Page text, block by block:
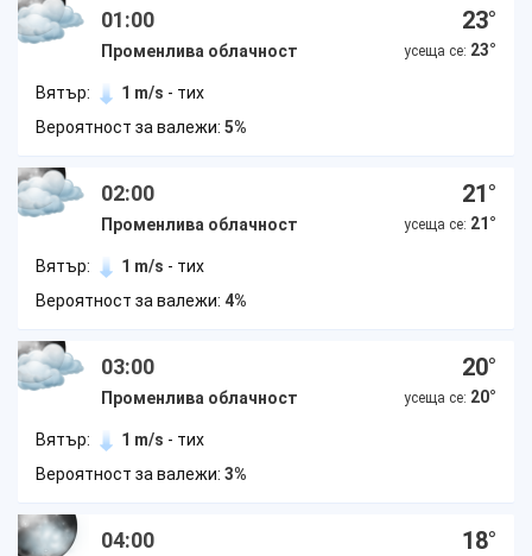
01:00
Променлива облачност
23°
усеща се: 23°
Вятър: 1 m/s - тих
Вероятност за валежи: 5%
02:00
Променлива облачност
21°
усеща се: 21 °
Вятър: 1 m/s - тих
Вероятност за валежи: 4%
03:00
Променлива облачност
20°
усеща се: 20°
Вятър: 1 m/s - тих
Вероятност за валежи: 3%
04:00 18°